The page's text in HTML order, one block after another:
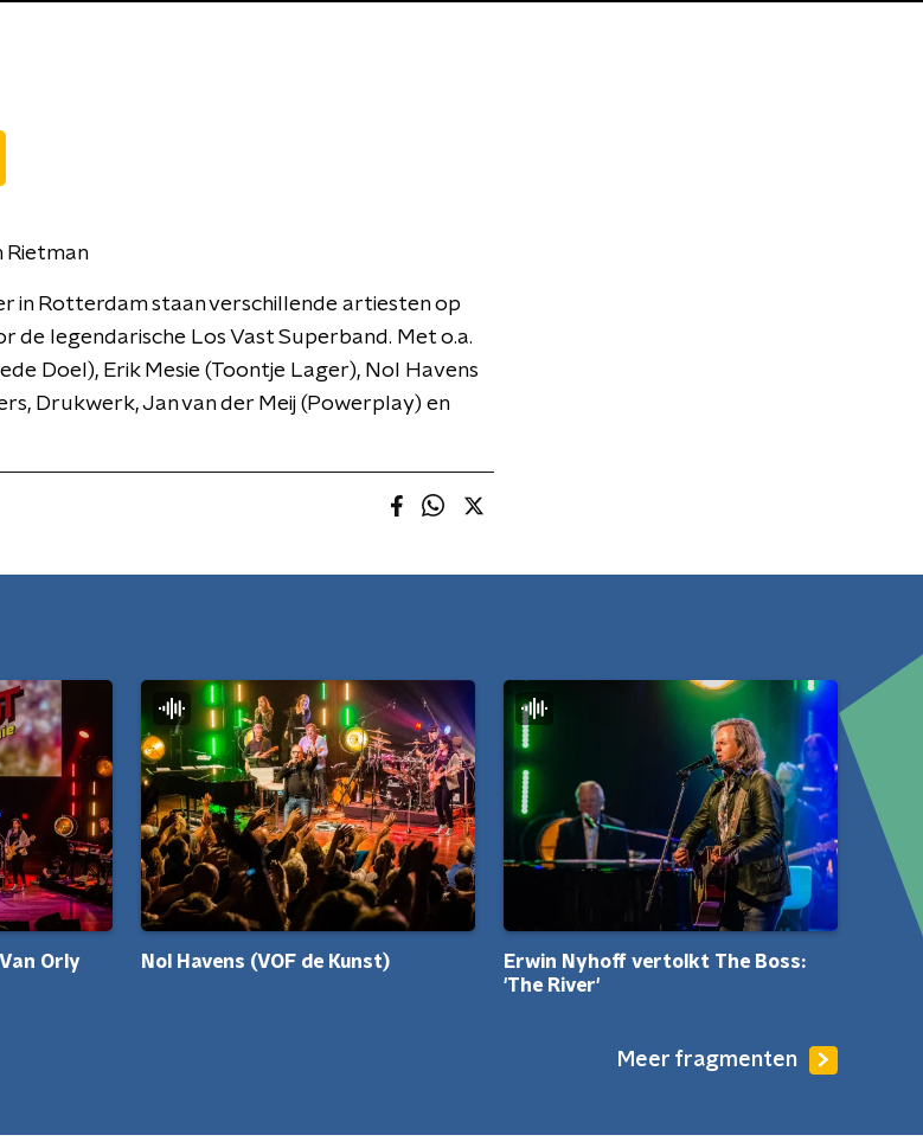
Rietman
in Rotterdam staan verschillende artiesten op
de legendarische Los Vast Superband. Met o.a.
Doel), Erik Mesie (Toontje Lager), Nol Havens
Drukwerk, Jan van der Meij (Powerplay) en
Orly
Nol Havens (VOF de Kunst)
Erwin Nyhoff vertolkt The Boss:
'The River'
Meer fragmenten